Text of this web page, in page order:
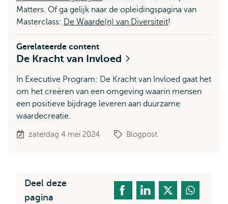
Matters. Of ga gelijk naar de opleidingspagina van
Masterclass: De Waarde(n) van Diversiteit!
Gerelateerde content
De Kracht van Invloed
In Executive Program: De Kracht van Invloed gaat het
om het creëren van een omgeving waarin mensen
een positieve bijdrage leveren aan duurzame
waardecreatie.
zaterdag 4 mei 2024 Blogpost
Deel deze
pagina